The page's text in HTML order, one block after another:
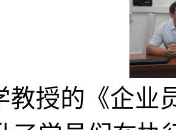
教授的《企业